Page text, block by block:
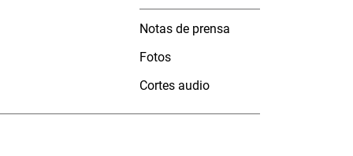
Notas de prensa
Fotos
Cortes audio